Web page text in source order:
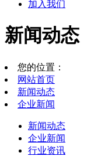
加入我们
新闻动态
您的位置：
网站首页
新闻动态
企业新闻
新闻动态
企业新闻
行业资讯